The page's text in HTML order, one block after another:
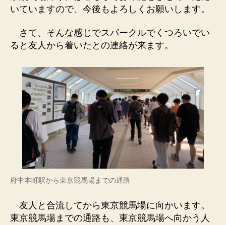
いていますので、今後もよろしくお願いします。
さて、そんな感じでスパークルでくつろいでい
ると友人から着いたとの連絡が来ます。
府中本町駅から東京競馬場までの通路
友人と合流してから東京競馬場に向かいます。
東京競馬場までの通路も、東京競馬場へ向かう人